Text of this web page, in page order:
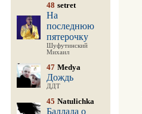
48 setret
На
последнюю
пятерочку
Шуфутинский
Михаил
47 Medya
Дождь
ДДТ
45 Natulichka
Баллада о